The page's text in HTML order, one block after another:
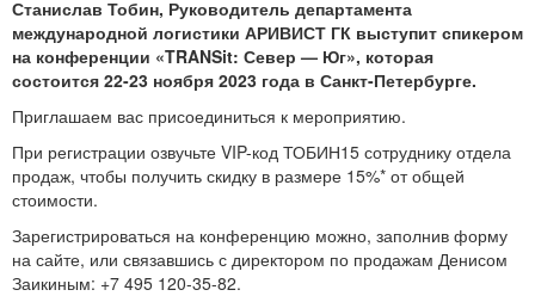
Станислав Тобин, Руководитель департамента
международной логистики АРИВИСТ ГК выступит спикером
на конференции «TRANSit: Север — Юг», которая
состоится 22-23 ноября 2023 года в Санкт-Петербурге.
Приглашаем вас присоединиться к мероприятию.
При регистрации озвучьте VIP-код ТОБИН15 сотруднику отдела
продаж, чтобы получить скидку в размере 15%* от общей
стоимости.
Зарегистрироваться на конференцию можно, заполнив форму
на сайте, или связавшись с директором по продажам Денисом
Заикиным: +7 495 120-35-82.